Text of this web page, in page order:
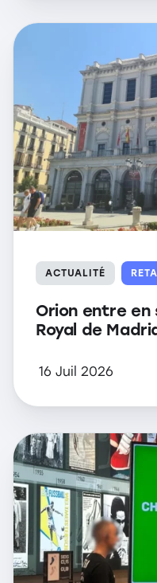
ACTUALITÉ
Orion entre en
Royal de
16 Juil 2026